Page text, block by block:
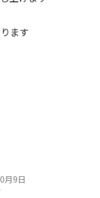
ます
月9日